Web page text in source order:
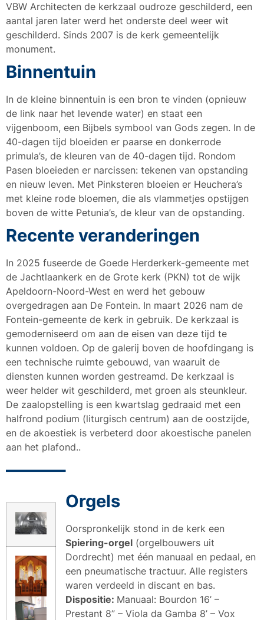
VBW Architecten de kerkzaal oudroze geschilderd, een
aantal jaren later werd het onderste deel weer wit
geschilderd. Sinds 2007 is de kerk gemeentelijk
monument.
Binnentuin
In de kleine binnentuin is een bron te vinden (opnieuw
de link naar het levende water) en staat een
vijgenboom, een Bijbels symbool van Gods zegen. In de
40-dagen tijd bloeiden er paarse en donkerrode
primula’s, de kleuren van de 40-dagen tijd. Rondom
Pasen bloeieden er narcissen: tekenen van opstanding
en nieuw leven. Met Pinksteren bloeien er Heuchera’s
met kleine rode bloemen, die als vlammetjes opstijgen
boven de witte Petunia’s, de kleur van de opstanding.
Recente veranderingen
In 2025 fuseerde de Goede Herderkerk-gemeente met
de Jachtlaankerk en de Grote kerk (PKN) tot de wijk
Apeldoorn-Noord-West en werd het gebouw
overgedragen aan De Fontein. In maart 2026 nam de
Fontein-gemeente de kerk in gebruik. De kerkzaal is
gemoderniseerd om aan de eisen van deze tijd te
kunnen voldoen. Op de galerij boven de hoofdingang is
een technische ruimte gebouwd, van waaruit de
diensten kunnen worden gestreamd. De kerkzaal is
weer helder wit geschilderd, met groen als steunkleur.
De zaalopstelling is een kwartslag gedraaid met een
halfrond podium (liturgisch centrum) aan de oostzijde,
en de akoestiek is verbeterd door akoestische panelen
aan het plafond..
———–
Orgels
Oorspronkelijk stond in de kerk een
Spiering-orgel (orgelbouwers uit
Dordrecht) met één manuaal en pedaal, en
een pneumatische tractuur. Alle registers
waren verdeeld in discant en bas.
Dispositie: Manuaal: Bourdon 16’ –
Prestant 8” – Viola da Gamba 8’ – Vox